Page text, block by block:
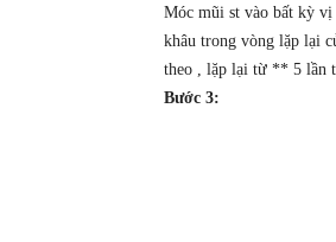
Móc mũi st vào bất kỳ
khâu trong vòng lặp lại
theo , lặp lại từ ** 5 lần
Bước 3: